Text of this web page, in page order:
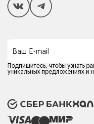
Способы оплаты
Компания MOON
Оферта
Политика
Карьера в MOON
Ваш E-mail
Подпишитесь, чтобы узнать
уникальных предложениях и